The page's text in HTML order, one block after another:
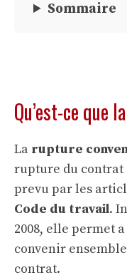
Sommaire
Qu’est-ce que
La rupture
rupture du contrat
prevu par les
Code du travail.
2008, elle permet
convenir
contrat.